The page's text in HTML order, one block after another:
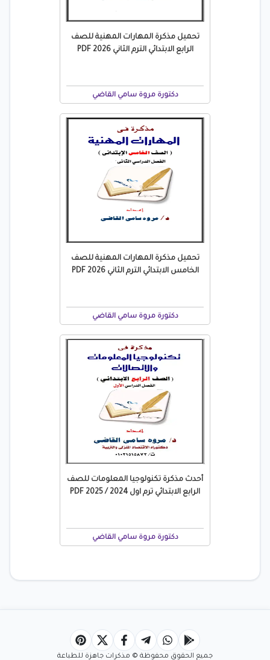
تحميل مذكرة المهارات المهنية للصف
الرابع الابتدائي الترم الثاني 2026 PDF
دكتورة مروة سامي القاضي
تحميل مذكرة المهارات المهنية للصف
الخامس الابتدائي الترم الثاني 2026 PDF
دكتورة مروة سامي القاضي
أحدث مذكرة تكنولوجيا المعلومات للصف
الرابع الابتدائي ترم اول 2024 / 2025 PDF
دكتورة مروة سامي القاضي
جميع الحقوق محفوظة © مذكرات جاهزة للطباعة